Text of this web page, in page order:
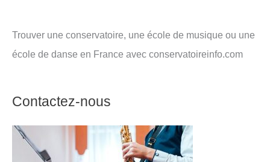
Trouver une conservatoire, une école de musique ou une
école de danse en France avec conservatoireinfo.com
Contactez-nous